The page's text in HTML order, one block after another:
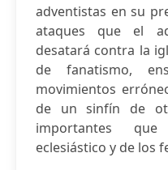
adventistas en su
ataques que el
desatará contra la
de fanatismo,
movimientos
de un sinfín de
importantes
eclesiástico y de los